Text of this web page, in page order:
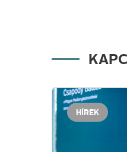
HÍREK